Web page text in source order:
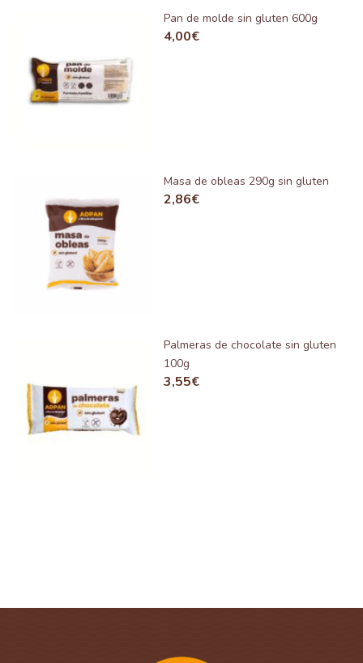
Pan de molde sin gluten 600g
4,00€
Masa de obleas 290g sin gluten
2,86€
Palmeras de chocolate sin gluten
100g
3,55€